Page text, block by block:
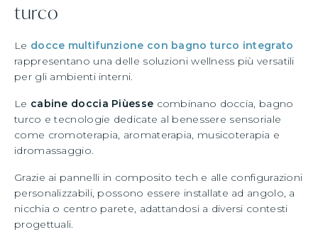
turco
Le docce multifunzione con bagno turco integrato
rappresentano una delle soluzioni wellness più versatili
per gli ambienti interni.
Le cabine doccia Piùesse combinano doccia, bagno
turco e tecnologie dedicate al benessere sensoriale
come cromoterapia, aromaterapia, musicoterapia e
idromassaggio.
Grazie ai pannelli in composito tech e alle configurazioni
personalizzabili, possono essere installate ad angolo, a
nicchia o centro parete, adattandosi a diversi contesti
progettuali.